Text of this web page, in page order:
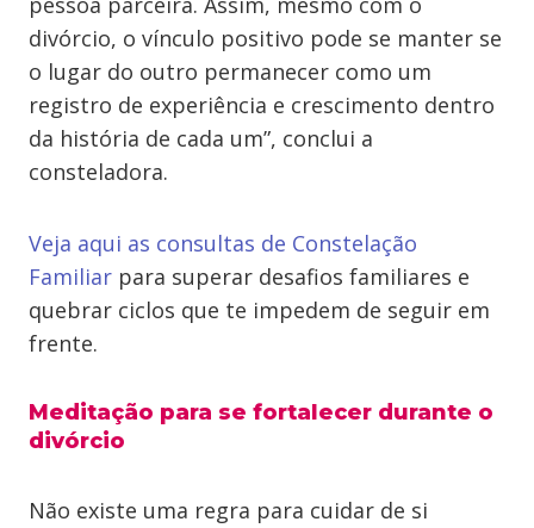
divórcio, o vínculo positivo pode se manter se
o lugar do outro permanecer como um
registro de experiência e crescimento dentro
da história de cada um”, conclui a
consteladora.
Veja aqui as consultas de Constelação
Familiar para superar desafios familiares e
quebrar ciclos que te impedem de seguir em
frente.
Meditação para se fortalecer durante o
divórcio
Não existe uma regra para cuidar de si